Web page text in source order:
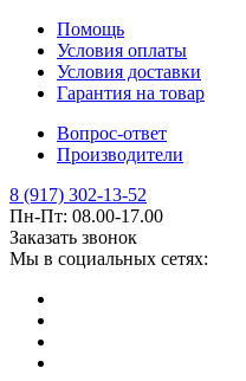
Помощь
Условия оплаты
Условия доставки
Гарантия на товар
Вопрос-ответ
Производители
8 (917) 302-13-52
Пн-Пт: 08.00-17.00
Заказать звонок
Мы в социальных сетях: